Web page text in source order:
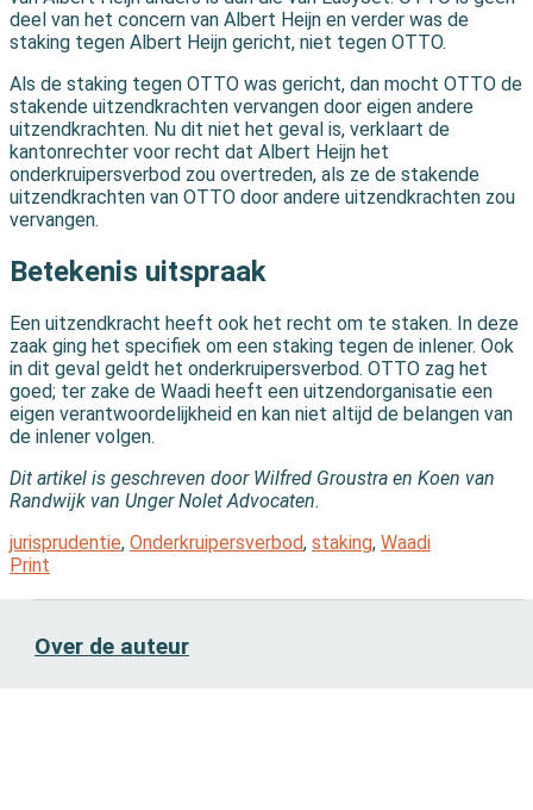
deel van het concern van Albert Heijn en verder was de
staking tegen Albert Heijn gericht, niet tegen OTTO.
Als de staking tegen OTTO was gericht, dan mocht OTTO de
stakende uitzendkrachten vervangen door eigen andere
uitzendkrachten. Nu dit niet het geval is, verklaart de
kantonrechter voor recht dat Albert Heijn het
onderkruipersverbod zou overtreden, als ze de stakende
uitzendkrachten van OTTO door andere uitzendkrachten zou
vervangen.
Betekenis uitspraak
Een uitzendkracht heeft ook het recht om te staken. In deze
zaak ging het specifiek om een staking tegen de inlener. Ook
in dit geval geldt het onderkruipersverbod. OTTO zag het
goed; ter zake de Waadi heeft een uitzendorganisatie een
eigen verantwoordelijkheid en kan niet altijd de belangen van
de inlener volgen.
Dit artikel is geschreven door Wilfred Groustra en Koen van
Randwijk van Unger Nolet Advocaten.
jurisprudentie, Onderkruipersverbod, staking, Waadi
Print
Over de auteur